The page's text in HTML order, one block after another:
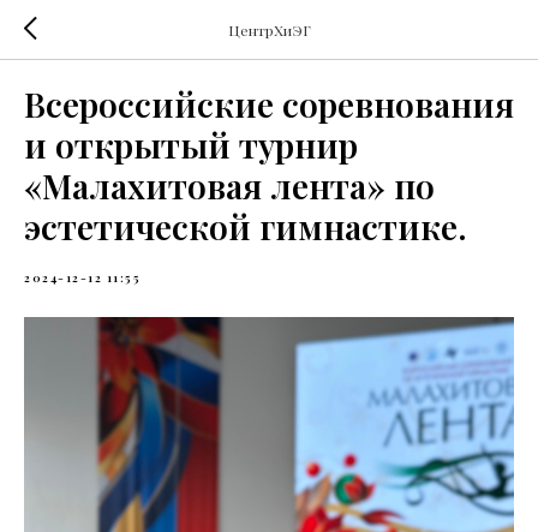
ЦентрХиЭГ
Всероссийские соревнования
и открытый турнир
«Малахитовая лента» по
эстетической гимнастике.
2024-12-12 11:55